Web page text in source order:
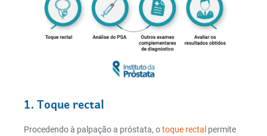
1. Toque rectal
Procedendo à palpação a próstata, otoque rectal permite